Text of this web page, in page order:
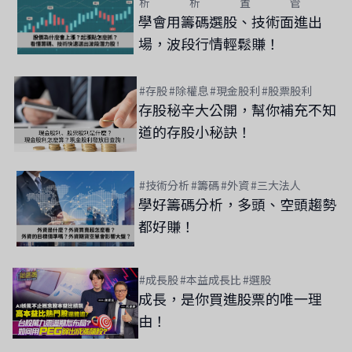
學會用籌碼選股、技術面進出
場，波段行情輕鬆賺！
#存股#除權息#現金股利#股票股利
存股秘辛大公開，幫你補充不知
道的存股小秘訣！
#技術分析#籌碼#外資#三大法人
學好籌碼分析，多頭、空頭趨勢
都好賺！
#成長股#本益成長比#選股
成長，是你買進股票的唯一理
由！